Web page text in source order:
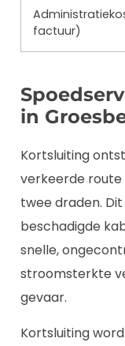
factuur)
in
Kortsluiting
verkeerde
twee draden.
beschadigde
snelle,
stroomsterkte
gevaar.
Kortsluiting